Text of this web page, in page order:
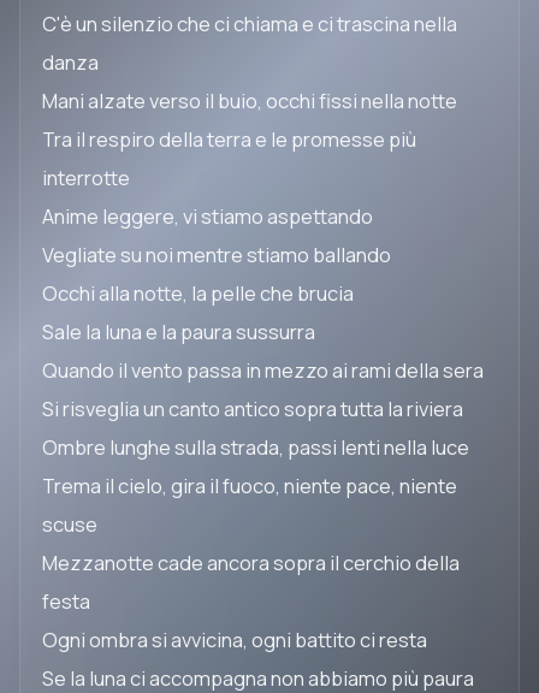
C'è un silenzio che ci chiama e ci trascina nella
danza
Mani alzate verso il buio, occhi fissi nella notte
Tra il respiro della terra e le promesse più
interrotte
Anime leggere, vi stiamo aspettando
Vegliate su noi mentre stiamo ballando
Occhi alla notte, la pelle che brucia
Sale la luna e la paura sussurra
Quando il vento passa in mezzo ai rami della sera
Si risveglia un canto antico sopra tutta la riviera
Ombre lunghe sulla strada, passi lenti nella luce
Trema il cielo, gira il fuoco, niente pace, niente
scuse
Mezzanotte cade ancora sopra il cerchio della
festa
Ogni ombra si avvicina, ogni battito ci resta
Se la luna ci accompagna non abbiamo più paura